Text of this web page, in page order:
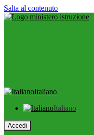
Salta al contenuto
Italiano
Italiano
Accedi